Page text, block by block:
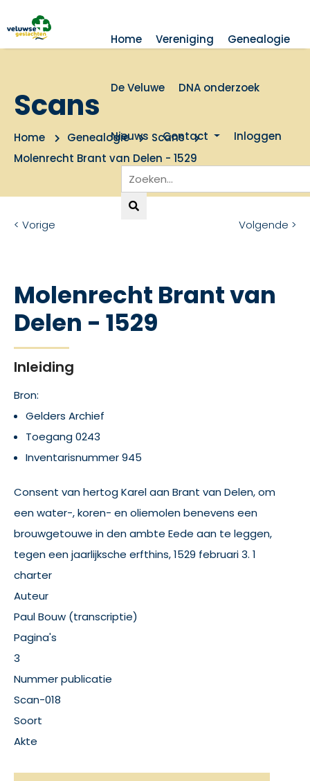
Home Vereniging Genealogie
De Veluwe DNA onderzoek
Nieuws Contact Inloggen
Scans
Home Genealogie
Scans
Molenrecht Brant van Delen - 1529
< Vorige Volgende >
Molenrecht Brant van
Delen - 1529
Inleiding
Bron:
Gelders Archief
Toegang 0243
Inventarisnummer 945
Consent van hertog Karel aan Brant van Delen, om
een water-, koren- en oliemolen benevens een
brouwgetouwe in den ambte Eede aan te leggen,
tegen een jaarlijksche erfthins, 1529 februari 3. 1
charter
Auteur
Paul Bouw (transcriptie)
Pagina's
3
Nummer publicatie
Scan-018
Soort
Akte